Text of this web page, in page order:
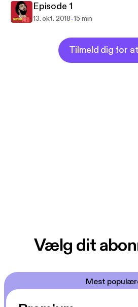
Episode 1
13. okt. 2018-15 min
Tilmeld dig for
Vælg dit
Mest